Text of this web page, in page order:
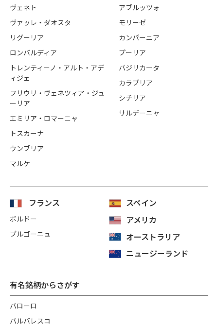
ヴェネト
ヴァッレ・ダオスタ
リグーリア
ロンバルディア
トレンティーノ・アルト・アデ
ィジェ
フリウリ・ヴェネツィア・ジュ
ーリア
エミリア・ロマーニャ
トスカーナ
ウンブリア
マルケ
アブルッツォ
モリーゼ
カンパーニア
プーリア
バジリカータ
カラブリア
シチリア
サルデーニャ
フランス
ボルドー
ブルゴーニュ
スペイン
アメリカ
オーストラリア
ニュージーランド
有名銘柄からさがす
バローロ
バルバレスコ